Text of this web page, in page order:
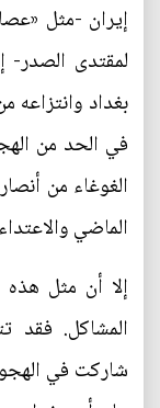
إيران -مثل
لمقتدى الصدر-
بغداد
في الحد من
الغوغاء من
الماضي
إلا أن مثل
المشاكل. فقد
شاركت في